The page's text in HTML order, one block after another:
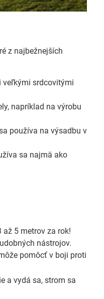
z najbežnejších
veľkými srdcovitými
napríklad na výrobu
používa na výsadbu v
sa najmä ako
5 metrov za rok!
nástrojov.
pomôcť v boji proti
a vydá sa, strom sa